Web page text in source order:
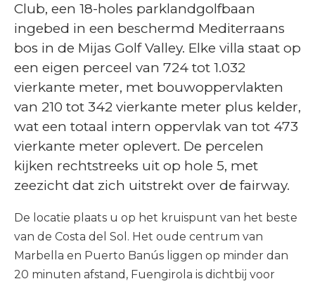
Club, een 18-holes parklandgolfbaan
ingebed in een beschermd Mediterraans
bos in de Mijas Golf Valley. Elke villa staat op
een eigen perceel van 724 tot 1.032
vierkante meter, met bouwoppervlakten
van 210 tot 342 vierkante meter plus kelder,
wat een totaal intern oppervlak van tot 473
vierkante meter oplevert. De percelen
kijken rechtstreeks uit op hole 5, met
zeezicht dat zich uitstrekt over de fairway.
De locatie plaats u op het kruispunt van het beste
van de Costa del Sol. Het oude centrum van
Marbella en Puerto Banús liggen op minder dan
20 minuten afstand, Fuengirola is dichtbij voor